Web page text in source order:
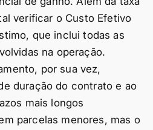
verificar o Custo Efetivo
que inclui todas as
na operação.
por sua vez,
duração do contrato e ao
mais longos
parcelas menores, mas o